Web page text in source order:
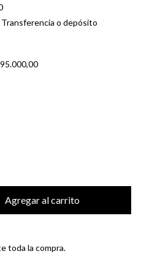
o depósito
toda la compra.